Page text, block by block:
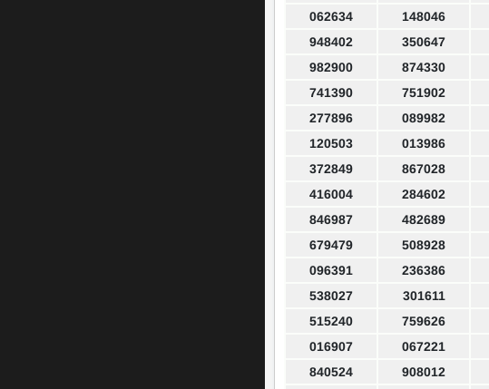
062634
148046
948402
350647
982900
874330
741390
751902
277896
089982
120503
013986
372849
867028
416004
284602
846987
482689
679479
508928
096391
236386
538027
301611
515240
759626
016907
067221
840524
908012